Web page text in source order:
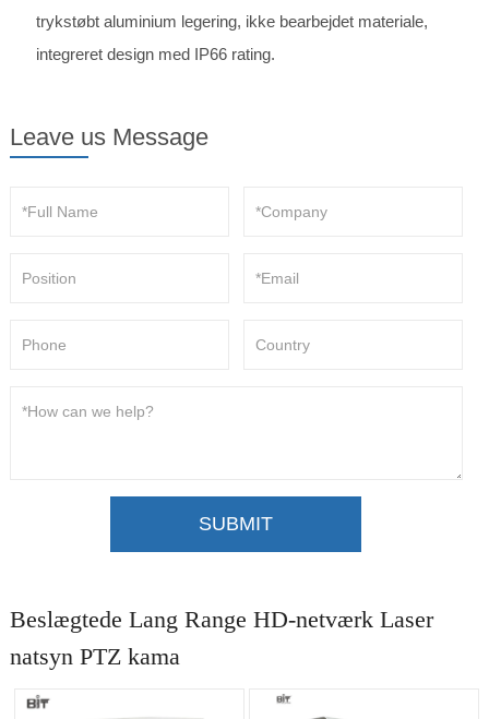
trykstøbt aluminium legering, ikke bearbejdet materiale,
integreret design med IP66 rating.
Leave us Message
SUBMIT
Beslægtede Lang Range HD-netværk Laser
natsyn PTZ kama